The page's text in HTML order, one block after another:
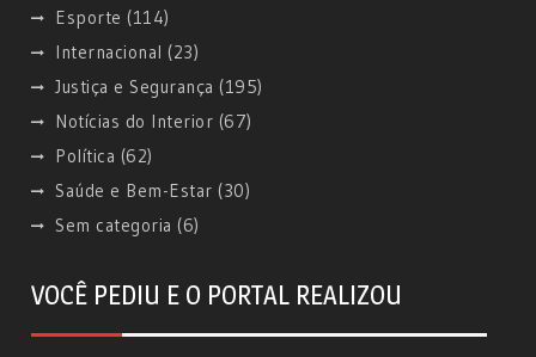
Esporte (114)
Internacional (23)
Justiça e Segurança (195)
Notícias do Interior (67)
Política (62)
Saúde e Bem-Estar (30)
Sem categoria (6)
VOCÊ PEDIU E O PORTAL REALIZOU